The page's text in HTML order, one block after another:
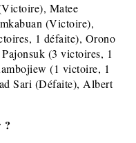
Matee
(Victoire),
1 défaite), Orono
(3 victoires, 1
(1 victoire, 1
Sari (Défaite), Albert
?